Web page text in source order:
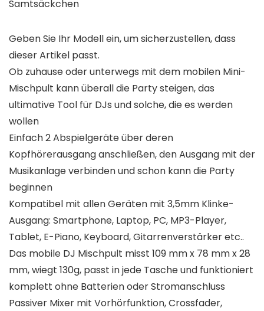
Samtsäckchen
Geben Sie Ihr Modell ein, um sicherzustellen, dass
dieser Artikel passt.
Ob zuhause oder unterwegs mit dem mobilen Mini-
Mischpult kann überall die Party steigen, das
ultimative Tool für DJs und solche, die es werden
wollen
Einfach 2 Abspielgeräte über deren
Kopfhörerausgang anschließen, den Ausgang mit der
Musikanlage verbinden und schon kann die Party
beginnen
Kompatibel mit allen Geräten mit 3,5mm Klinke-
Ausgang: Smartphone, Laptop, PC, MP3-Player,
Tablet, E-Piano, Keyboard, Gitarrenverstärker etc..
Das mobile DJ Mischpult misst 109 mm x 78 mm x 28
mm, wiegt 130g, passt in jede Tasche und funktioniert
komplett ohne Batterien oder Stromanschluss
Passiver Mixer mit Vorhörfunktion, Crossfader,